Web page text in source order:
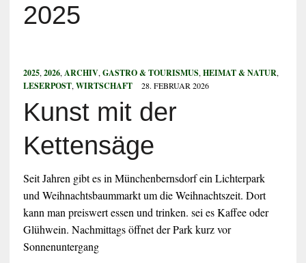
2025
2025, 2026, ARCHIV, GASTRO & TOURISMUS, HEIMAT & NATUR,
LESERPOST, WIRTSCHAFT 28. FEBRUAR 2026
Kunst mit der
Kettensäge
Seit Jahren gibt es in Münchenbernsdorf ein Lichterpark
und Weihnachtsbaummarkt um die Weihnachtszeit. Dort
kann man preiswert essen und trinken. sei es Kaffee oder
Glühwein. Nachmittags öffnet der Park kurz vor
Sonnenuntergang